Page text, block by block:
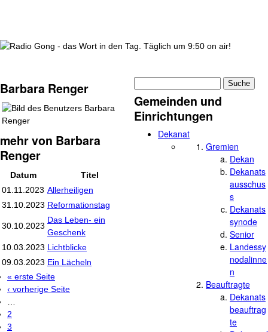
wortindentag-radiogong.png
Barbara Renger
mehr von Barbara
Renger
Datum
Titel
01.11.2023 Allerheiligen
31.10.2023 Reformationstag
30.10.2023
Das Leben- ein
Geschenk
10.03.2023 Lichtblicke
09.03.2023 Ein Lächeln
Seiten
« erste Seite
‹ vorherige Seite
2
3
Suchformular
Gemeinden und
Einrichtungen
Dekanat
Gremien
Dekan
Dekanats
ausschus
s
Dekanats
synode
Senior
Landessy
nodalinne
n
Beauftragte
Dekanats
beauftrag
te